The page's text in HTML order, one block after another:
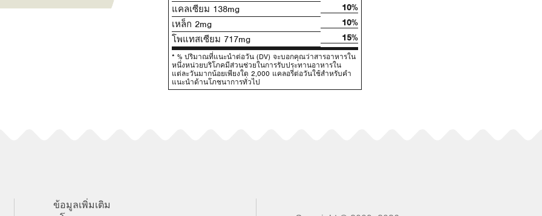
แคลเซียม 138mg
10%
เหล็ก 2mg
10%
โพแทสเซียม 717mg
15%
* % ปริมาณที่แนะนําต่อวัน (DV) จะบอกคุณว่าสารอาหารใน
หนึ่งหน่วยบริโภคมีส่วนช่วยในการรับประทานอาหารใน
แต่ละวันมากน้อยเพียงใด 2,000 แคลอรี่ต่อวันใช้สําหรับคํา
แนะนําด้านโภชนาการทั่วไป
ข้อมูลเพิ่มเติม